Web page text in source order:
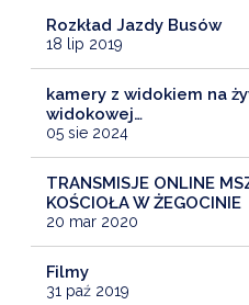
Rozkład Jazdy Busów
18 lip 2019
kamery z widokiem na
widokowej…
05 sie 2024
TRANSMISJE ONLINE
KOŚCIOŁA W ŻEGOCINIE
20 mar 2020
Filmy
31 paź 2019